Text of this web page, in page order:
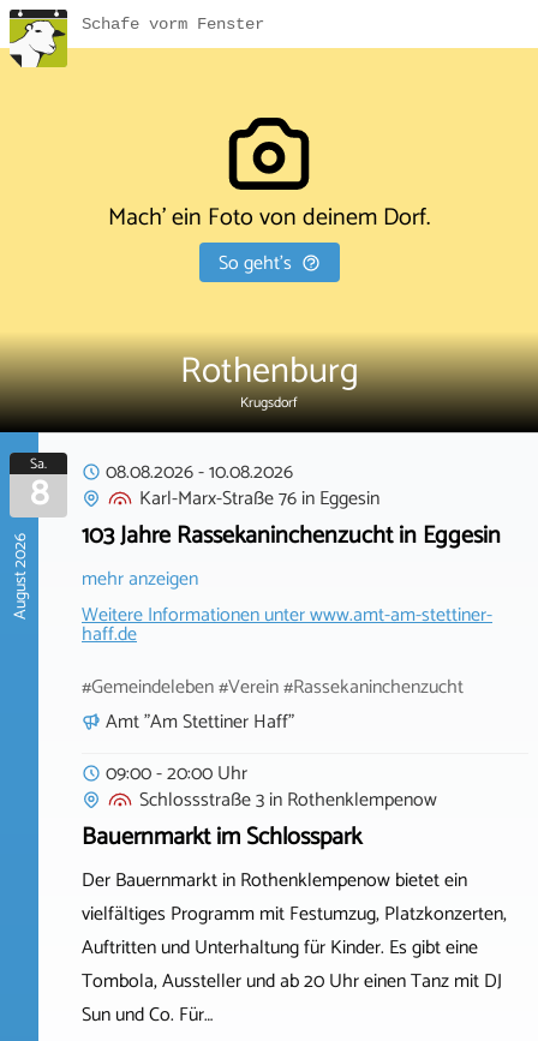
Schafe vorm Fenster
Mach' ein Foto von deinem Dorf.
So geht's
Rothenburg
Krugsdorf
August 2026
Sa.
8 08.08.2026-10.08.2026
Karl-Marx-Straße 76inEggesin
103 Jahre Rassekaninchenzucht in Eggesin
mehr anzeigen
Weitere Informationen unterwww.amt-am-stettiner-
haff.de
#Gemeindeleben #Verein #Rassekaninchenzucht
Amt "Am Stettiner Haff"
09:00 - 20:00 Uhr
Schlossstraße 3inRothenklempenow
Bauernmarkt im Schlosspark
Der Bauernmarkt in Rothenklempenow bietet ein
vielfältiges Programm mit Festumzug, Platzkonzerten,
Auftritten und Unterhaltung für Kinder. Es gibt eine
Tombola, Aussteller und ab 20 Uhr einen Tanz mit DJ
Sun und Co. Für…